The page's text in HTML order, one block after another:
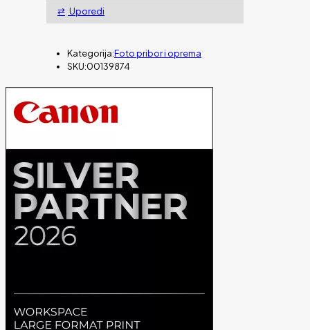
DODATKE
količina
Uporedi
Kategorija:Foto pribor i oprema
SKU:00139874